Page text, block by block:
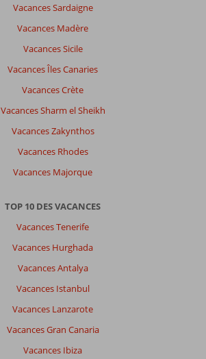
Vacances Sardaigne
Vacances Madère
Vacances Sicile
Vacances Îles Canaries
Vacances Crète
Vacances Sharm el Sheikh
Vacances Zakynthos
Vacances Rhodes
Vacances Majorque
TOP 10 DES VACANCES
Vacances Tenerife
Vacances Hurghada
Vacances Antalya
Vacances Istanbul
Vacances Lanzarote
Vacances Gran Canaria
Vacances Ibiza